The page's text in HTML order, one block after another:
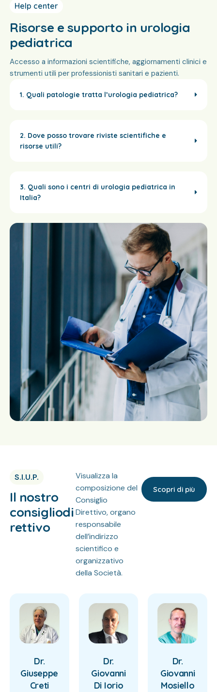
Help center
Risorse e supporto in urologia
pediatrica
Accesso a informazioni scientifiche, aggiornamenti clinici e
strumenti utili per professionisti sanitari e pazienti.
1. Quali patologie tratta l’urologia pediatrica?
2. Dove posso trovare riviste scientifiche e
risorse utili?
3. Quali sono i centri di urologia pediatrica in
Italia?
S.I.U.P.
Il nostro
consigliodi
rettivo
Visualizza la
composizione del
Consiglio
Direttivo, organo
responsabile
dell’indirizzo
scientifico e
organizzativo
della Società.
Scopri di più
Dr.
Giuseppe
Creti
Dr.
Giovanni
Di Iorio
Dr.
Giovanni
Mosiello